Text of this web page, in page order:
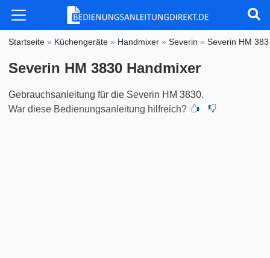
Startseite » Küchengeräte » Handmixer »Severin »Severin HM
Severin HM 3830 Handmixer
Gebrauchsanleitung für die Severin HM 3830.
War diese Bedienungsanleitung hilfreich?